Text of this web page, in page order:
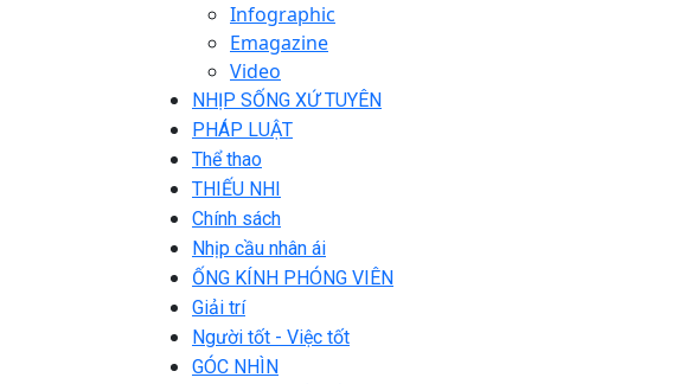
Infographic
Emagazine
Video
NHỊP SỐNG XỨ TUYÊN
PHÁP LUẬT
Thể thao
THIẾU NHI
Chính sách
Nhịp cầu nhân ái
ỐNG KÍNH PHÓNG VIÊN
Giải trí
Người tốt - Việc tốt
GÓC NHÌN